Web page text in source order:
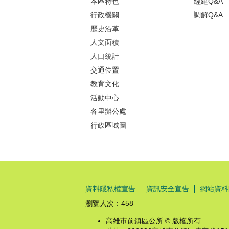
行政機關
歷史沿革
人文面積
人口統計
交通位置
教育文化
活動中心
各里辦公處
行政區域圖
調解Q&A
:::
資料隱私權宣告
資訊安全宣告
網站資
瀏覽人次： 458
高雄市前鎮區公所 © 版權所有